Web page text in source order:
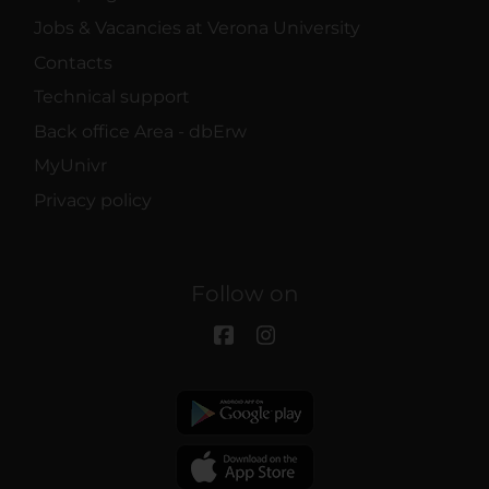
Jobs & Vacancies at Verona University
Contacts
Technical support
Back office Area - dbErw
MyUnivr
Privacy policy
Follow on